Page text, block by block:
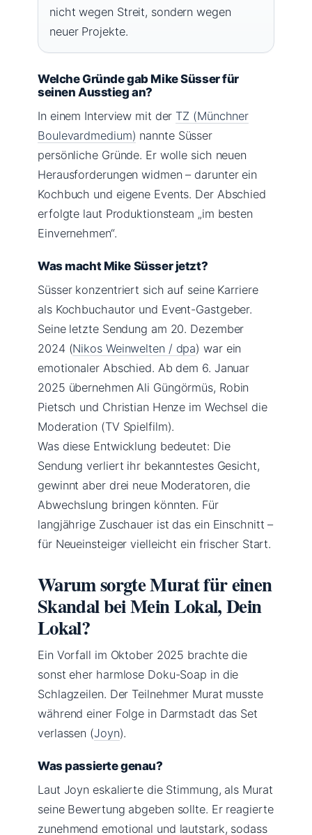
nicht wegen Streit, sondern wegen
neuer Projekte.
Welche Gründe gab Mike Süsser für
seinen Ausstieg an?
In einem Interview mit derTZ (Münchner
Boulevardmedium) nannte Süsser
persönliche Gründe. Er wolle sich neuen
Herausforderungen widmen – darunter ein
Kochbuch und eigene Events. Der Abschied
erfolgte laut Produktionsteam „im besten
Einvernehmen“.
Was macht Mike Süsser jetzt?
Süsser konzentriert sich auf seine Karriere
als Kochbuchautor und Event-Gastgeber.
Seine letzte Sendung am 20. Dezember
2024 (Nikos Weinwelten / dpa) war ein
emotionaler Abschied. Ab dem 6. Januar
2025 übernehmen Ali Güngörmüs, Robin
Pietsch und Christian Henze im Wechsel die
Moderation (TV Spielfilm).
Was diese Entwicklung bedeutet: Die
Sendung verliert ihr bekanntestes Gesicht,
gewinnt aber drei neue Moderatoren, die
Abwechslung bringen könnten. Für
langjährige Zuschauer ist das ein Einschnitt –
für Neueinsteiger vielleicht ein frischer Start.
Warum sorgte Murat für einen
Skandal bei Mein Lokal, Dein
Lokal?
Ein Vorfall im Oktober 2025 brachte die
sonst eher harmlose Doku-Soap in die
Schlagzeilen. Der Teilnehmer Murat musste
während einer Folge in Darmstadt das Set
verlassen (Joyn).
Was passierte genau?
Laut Joyn eskalierte die Stimmung, als Murat
seine Bewertung abgeben sollte. Er reagierte
zunehmend emotional und lautstark, sodass